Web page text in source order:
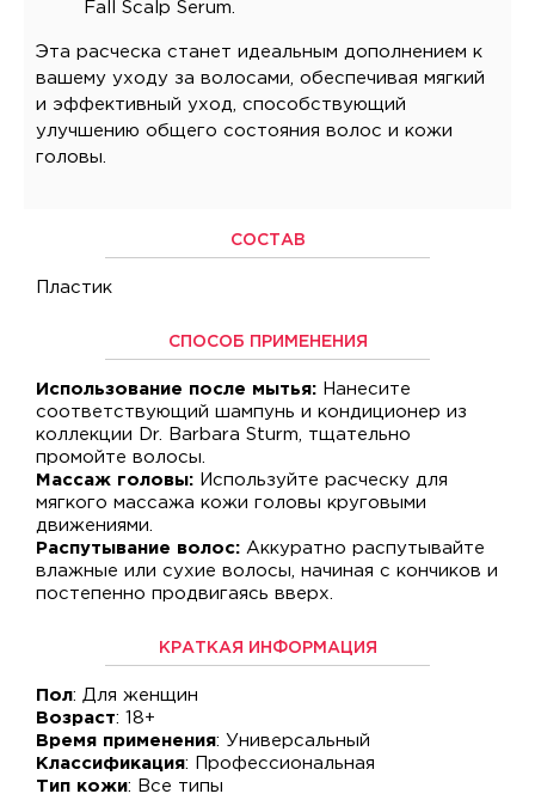
Fall Scalp Serum.
Эта расческа станет идеальным дополнением к
вашему уходу за волосами, обеспечивая мягкий
и эффективный уход, способствующий
улучшению общего состояния волос и кожи
головы.
СОСТАВ
Пластик
СПОСОБ ПРИМЕНЕНИЯ
Использование после мытья: Нанесите
соответствующий шампунь и кондиционер из
коллекции Dr. Barbara Sturm, тщательно
промойте волосы.
Массаж головы: Используйте расческу для
мягкого массажа кожи головы круговыми
движениями.
Распутывание волос: Аккуратно распутывайте
влажные или сухие волосы, начиная с кончиков и
постепенно продвигаясь вверх.
КРАТКАЯ ИНФОРМАЦИЯ
Пол: Для женщин
Возраст: 18+
Время применения: Универсальный
Классификация: Профессиональная
Тип кожи: Все типы